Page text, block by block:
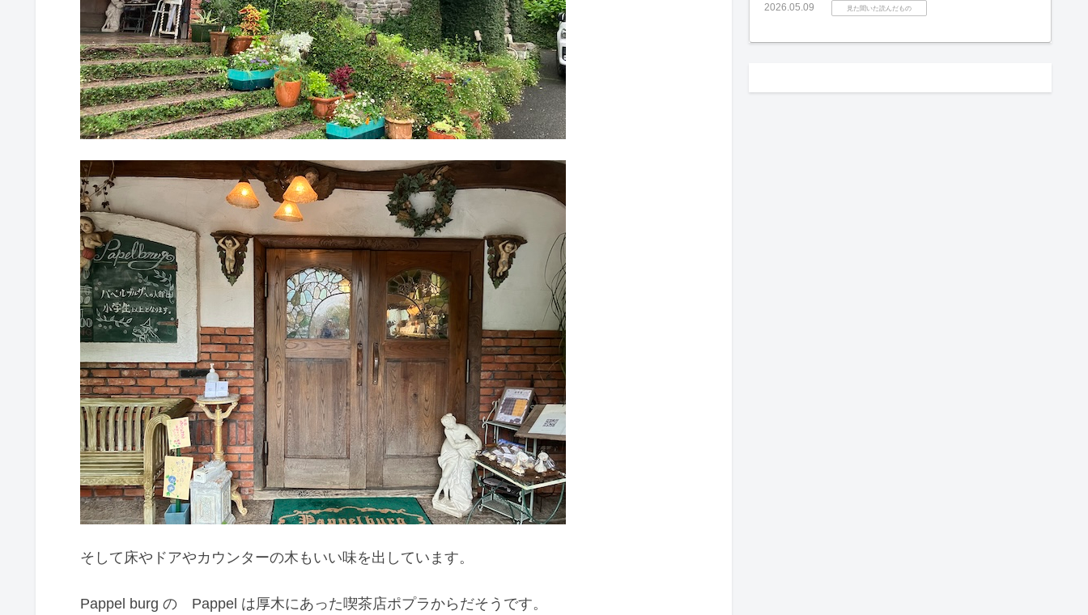
そして床やドアやカウンターの木もいい味を出しています。
Pappel burg の Pappel は厚木にあった喫茶店ポプラからだそうです。
2026.05.09 見た聞いた読んだもの